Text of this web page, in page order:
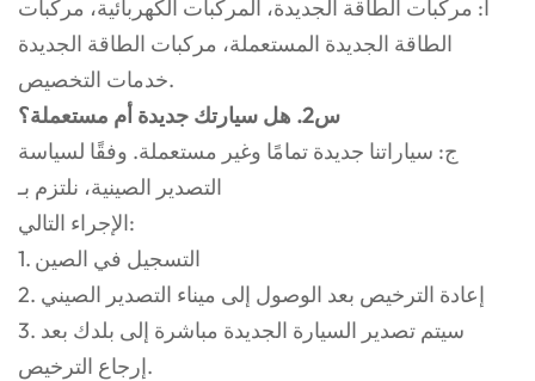
أ: مركبات الطاقة الجديدة، المركبات الكهربائية، مركبات
الطاقة الجديدة المستعملة، مركبات الطاقة الجديدة
خدمات التخصيص.
س2. هل سيارتك جديدة أم مستعملة؟
ج: سياراتنا جديدة تمامًا وغير مستعملة. وفقًا لسياسة
التصدير الصينية، نلتزم بـ
الإجراء التالي:
1. التسجيل في الصين
2. إعادة الترخيص بعد الوصول إلى ميناء التصدير الصيني
3. سيتم تصدير السيارة الجديدة مباشرة إلى بلدك بعد
إرجاع الترخيص.